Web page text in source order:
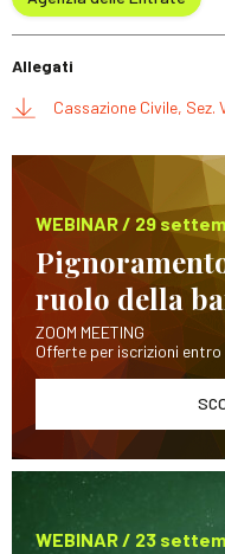
Allegati
Cassazione Civile, Sez.
WEBINAR / 29
ruolo della
ZOOM MEETING
Offerte per iscrizioni
WEBINAR / 23